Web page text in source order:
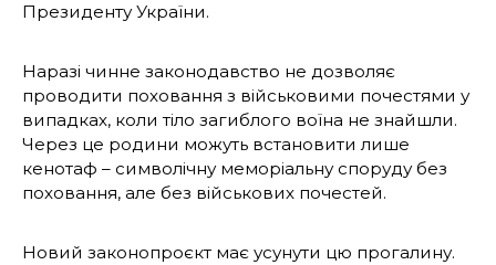
Президенту України.
Наразі чинне законодавство не дозволяє
проводити поховання з військовими почестями у
випадках, коли тіло загиблого воїна не знайшли.
Через це родини можуть встановити лише
кенотаф – символічну меморіальну споруду без
поховання, але без військових почестей.
Новий законопроєкт має усунути цю прогалину.